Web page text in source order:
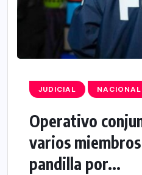
JUDICIAL NACIONAL
Operativo
varios
pandilla por...